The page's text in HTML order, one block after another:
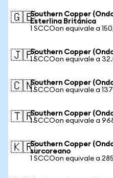
🇬🇧Southern Copper
Esterlina Británica
1 SCCOon equivale a
🇯🇵Southern Copper
1 SCCOon equivale a
🇨🇳Southern Copper
1 SCCOon equivale a
🇹🇷Southern Copper
1 SCCOon equivale a
🇰🇷Southern Copper
surcoreano
1 SCCOon equivale a